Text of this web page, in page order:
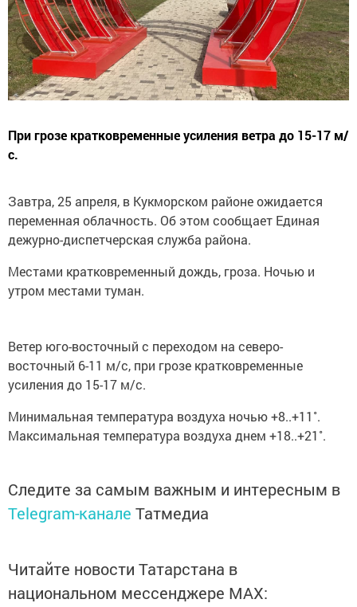
При грозе кратковременные усиления ветра до 15-17 м/
с.
Завтра, 25 апреля, в Кукморском районе ожидается
переменная облачность. Об этом сообщает Единая
дежурно-диспетчерская служба района.
Местами кратковременный дождь, гроза. Ночью и
утром местами туман.
Ветер юго-восточный с переходом на северо-
восточный 6-11 м/с, при грозе кратковременные
усиления до 15-17 м/с.
Минимальная температура воздуха ночью +8..+11˚.
Максимальная температура воздуха днем +18..+21˚.
Следите за самым важным и интересным в
Telegram-канале Татмедиа
Читайте новости Татарстана в
национальном мессенджере MАХ: